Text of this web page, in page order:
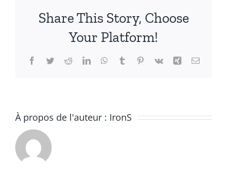
Share This Story, Choose
Your Platform!
Facebook
TwitterRedditLinkedInWhatsApp
TumblrPinterest
Vk Xing Email
À propos de l'auteur : IronS